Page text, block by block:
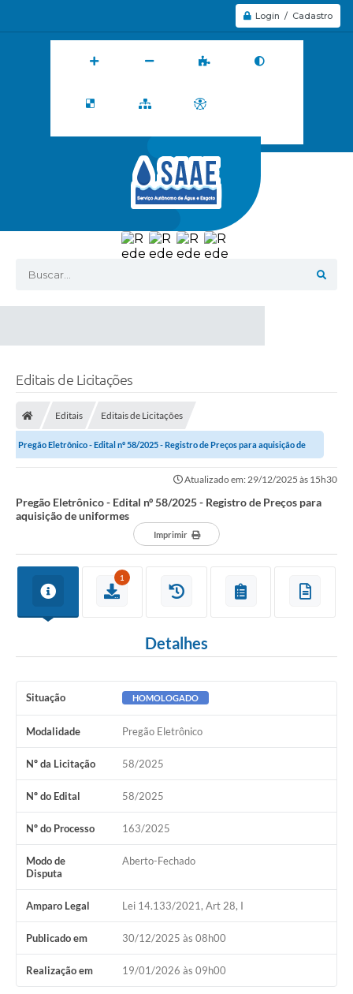
Login / Cadastro
Buscar...
Editais de Licitações
Editais Editais de Licitações
Pregão Eletrônico - Edital nº 58/2025 - Registro de Preços para aquisição de
Atualizado em: 29/12/2025 às 15h30
Pregão Eletrônico - Edital nº 58/2025 - Registro de Preços para
aquisição de uniformes
Imprimir
1
Detalhes
Situação HOMOLOGADO
Modalidade Pregão Eletrônico
Nº da Licitação 58/2025
Nº do Edital 58/2025
Nº do Processo 163/2025
Modo de
Disputa
Aberto-Fechado
Amparo Legal Lei 14.133/2021, Art 28, I
Publicado em 30/12/2025 às 08h00
Realização em 19/01/2026 às 09h00